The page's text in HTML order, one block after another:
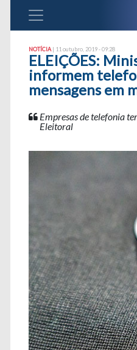
NOTÍCIA | 11 outubro, 2019 - 09:28
ELEIÇÕES:
informem
mensagens em
Empresas de telefonia
Eleitoral